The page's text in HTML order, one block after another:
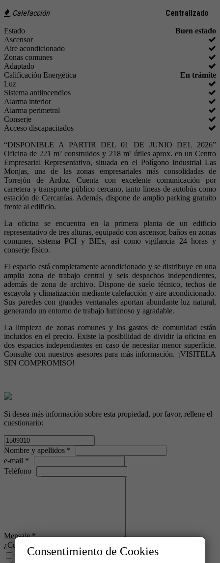
Calefacción
Centralizado
Estado
Buen estado
Ascensor
Aire acondicionado
Zonas comunes
Adaptado
Calificación Energética
En trámite
Luz
Sistema antiincendios
Alarma interior
Alarma perimetral
Conserje
Acceso discapacitados
“DISPONIBLE A PARTIR DEL 01 DE JUNIO DEL 2026”
Oficina de 221 m² construidos y 218 m² útiles aprox. en un Centro
Empresarial Representativo, situada en el Polígono Industrial Las
Monjas, una de las zonas empresariales más consolidadas de
Torrejón de Ardoz. Cuenta con excelente comunicación por
carretera y transporte público cercano, tanto líneas de autobús como
estación de Cercanías. Además, dispone de amplio parking gratuito
frente al edificio.
La oficina se encuentra en la primera planta de un edificio
representativo de tres alturas, equipado con ascensor, baños en zonas
comunes, sistema PCI y BIEs, así como vigilancia 24 horas y
conserje físico.
El espacio está completamente acondicionado y se distribuye en una
amplia zona de trabajo central y seis despachos independientes,
además de zona de archivo. Dispone de suelo técnico, techos de
escayola y climatización mediante calefacción y aire acondicionado.
Sus paredes con grandes ventanales aportan abundante luz natural,
generando un entorno de trabajo luminoso y agradable.
La limpieza de zonas comunes y los gastos de comunidad están
incluidos en el precio. Existe la posibilidad de dividir la oficina en
dos espacios independientes en caso de necesitar menor superficie.
Consulte con nuestros asesores para más información. ¡VISITELA
SIN COMPROMISO!
Si desea más información sobre esta propiedad, por favor, rellene el
cuestionario:
Nombre y apellidos *
e-mail *
Teléfono
Mensaje *
¿Cuánto es: 2 + 3? *
He leído y acepto las condiciones legales y de política de
Consentimiento de Cookies